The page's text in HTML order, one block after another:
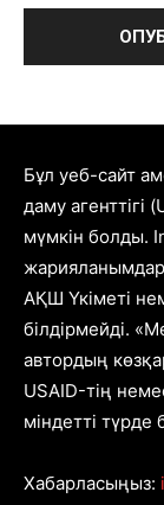
Бұл уеб-сайт
даму агенттігі
мүмкін болды.
АҚШ Үкіметі
білдірмейді.
автордың
USAID-тің
міндетті түрде
Хабарласыңыз: